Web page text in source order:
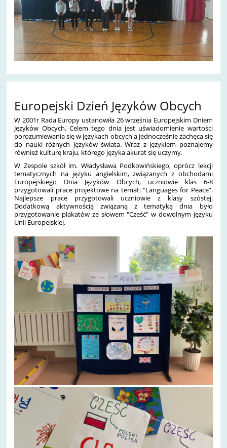
Europejski Dzień Języków Obcych
W 2001r Rada Europy ustanowiła 26 września Europejskim Dniem
Języków Obcych. Celem tego dnia jest uświadomienie wartości
porozumiewania się w językach obcych a jednocześnie zachęca się
do nauki różnych języków świata. Wraz z językiem poznajemy
również kulturę kraju, którego języka akurat się uczymy.
W Zespole szkół im. Władysława Podkowińskiego, oprócz lekcji
tematycznych na języku angielskim, związanych z obchodami
Europejskiego Dnia Języków Obcych, uczniowie klas 6-8
przygotowali prace projektowe na temat: "Languages for Peace”.
Najlepsze prace przygotowali uczniowie z klasy szóstej.
Dodatkową aktywnością związaną z tematyką dnia było
przygotowanie plakatów ze słowem "Cześć" w dowolnym języku
Unii Europejskiej.